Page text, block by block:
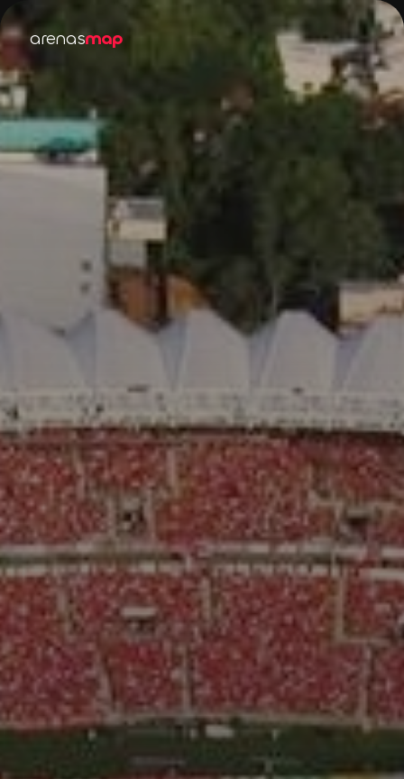
arenasmap